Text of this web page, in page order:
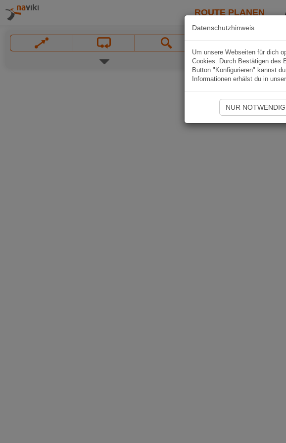
ROUTE PLANEN
Datenschutzhinweis
Um unsere Webseiten für dich
Cookies. Durch Bestätigen des
Button "Konfigurieren" kannst
Informationen erhälst du in
NUR